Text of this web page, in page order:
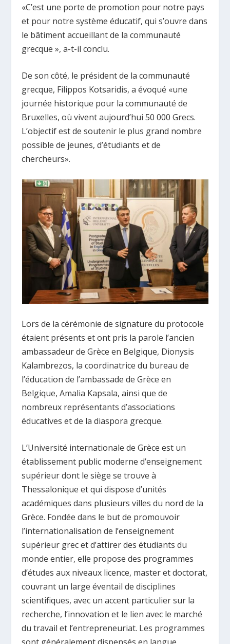
«C’est une porte de promotion pour notre pays
et pour notre système éducatif, qui s’ouvre dans
le bâtiment accueillant de la communauté
grecque », a-t-il conclu.
De son côté, le président de la communauté
grecque, Filippos Kotsaridis, a évoqué «une
journée historique pour la communauté de
Bruxelles, où vivent aujourd’hui 50 000 Grecs.
L’objectif est de soutenir le plus grand nombre
possible de jeunes, d’étudiants et de
chercheurs».
Lors de la cérémonie de signature du protocole
étaient présents et ont pris la parole l’ancien
ambassadeur de Grèce en Belgique, Dionysis
Kalambrezos, la coordinatrice du bureau de
l’éducation de l’ambassade de Grèce en
Belgique, Amalia Kapsala, ainsi que de
nombreux représentants d’associations
éducatives et de la diaspora grecque.
L’Université internationale de Grèce est un
établissement public moderne d’enseignement
supérieur dont le siège se trouve à
Thessalonique et qui dispose d’unités
académiques dans plusieurs villes du nord de la
Grèce. Fondée dans le but de promouvoir
l’internationalisation de l’enseignement
supérieur grec et d’attirer des étudiants du
monde entier, elle propose des programmes
d’études aux niveaux licence, master et doctorat,
couvrant un large éventail de disciplines
scientifiques, avec un accent particulier sur la
recherche, l’innovation et le lien avec le marché
du travail et l’entrepreneuriat. Les programmes